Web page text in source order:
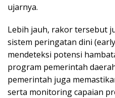
ujarnya.
Lebih jauh, rakor tersebut
sistem peringatan dini
mendeteksi potensi
program pemerintah
pemerintah juga
serta monitoring capaian